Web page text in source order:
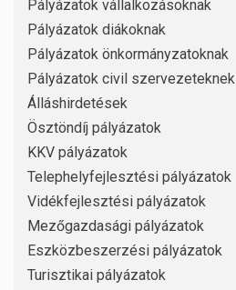
Pályázatok vállalkozásoknak
Pályázatok diákoknak
Pályázatok önkormányzatoknak
Pályázatok civil szervezeteknek
Álláshirdetések
Ösztöndíj pályázatok
KKV pályázatok
Telephelyfejlesztési pályázatok
Vidékfejlesztési pályázatok
Mezőgazdasági pályázatok
Eszközbeszerzési pályázatok
Turisztikai pályázatok